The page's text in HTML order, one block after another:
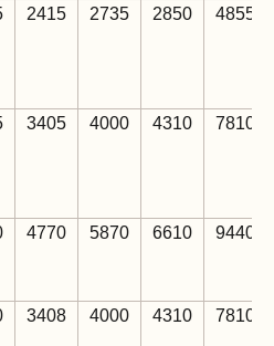
2415 2735 2850 4855
3405 4000 4310 7810
4770 5870 6610 9440
3408 4000 4310 7810